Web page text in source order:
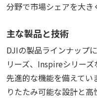
分野で市場シェアを大き
主な製品と技術
DJIの製品ラインナップ
リーズ、Inspireシリー
先進的な機能を備えてい
りたたみ可能な設計と